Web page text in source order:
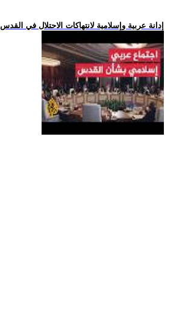
.. إدانة عربية وإسلامية لانتهاكات الاحتلال في القدس